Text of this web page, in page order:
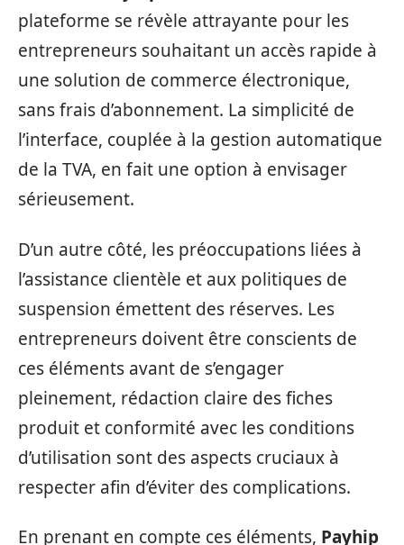
plateforme se révèle attrayante pour les
entrepreneurs souhaitant un accès rapide à
une solution de commerce électronique,
sans frais d’abonnement. La simplicité de
l’interface, couplée à la gestion automatique
de la TVA, en fait une option à envisager
sérieusement.
D’un autre côté, les préoccupations liées à
l’assistance clientèle et aux politiques de
suspension émettent des réserves. Les
entrepreneurs doivent être conscients de
ces éléments avant de s’engager
pleinement, rédaction claire des fiches
produit et conformité avec les conditions
d’utilisation sont des aspects cruciaux à
respecter afin d’éviter des complications.
En prenant en compte ces éléments, Payhip